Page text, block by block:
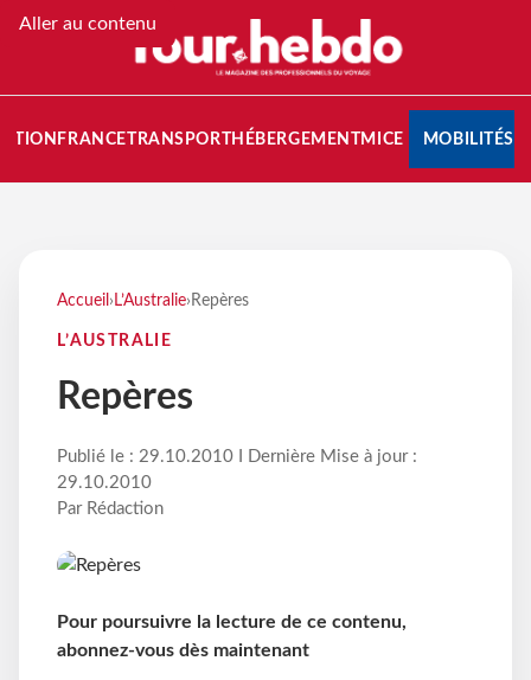
Aller au contenu
FRANCETRANSPORT HÉBERGEMENTMICE MOBILITÉS
Accueil › L’Australie› Repères
L’AUSTRALIE
Repères
Publié le : 29.10.2010 I Dernière Mise à jour :
29.10.2010
Par Rédaction
Pour poursuivre la lecture de ce contenu,
abonnez-vous dès maintenant